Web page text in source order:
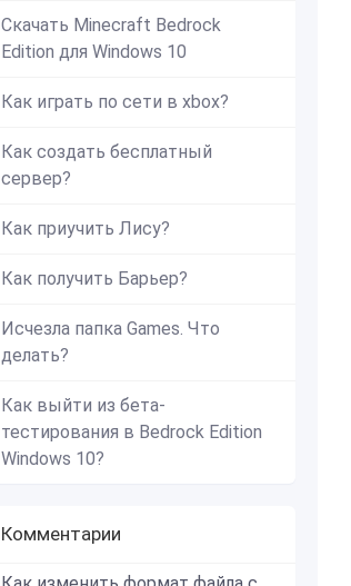
Скачать Minecraft Bedrock
Edition для Windows 10
Как играть по сети в xbox?
Как создать бесплатный
сервер?
Как приучить Лису?
Как получить Барьер?
Исчезла папка Games. Что
делать?
Как выйти из бета-
тестирования в Bedrock Edition
Windows 10?
Комментарии